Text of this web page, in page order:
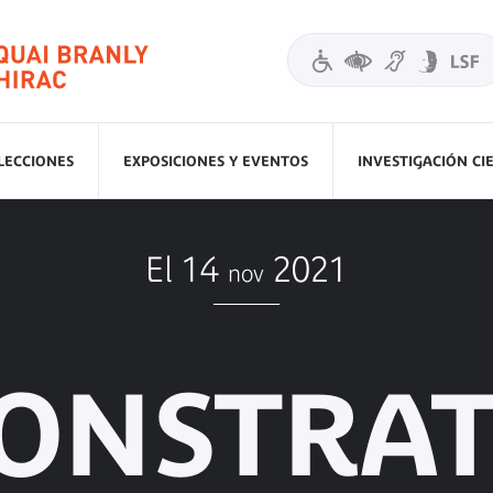
EXPOSICIONES Y EVENTOS INVESTIGACIÓN
El 14 nov 2021